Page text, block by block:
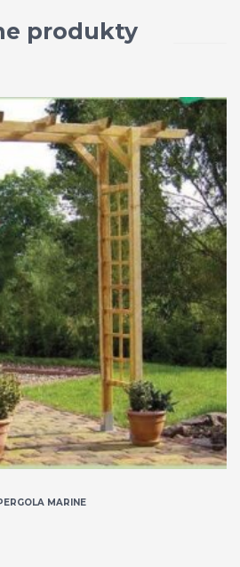
produkty
MARINE